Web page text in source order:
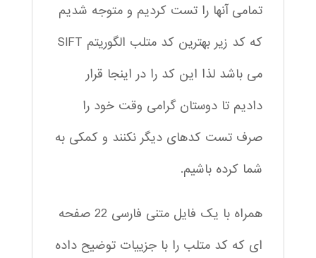
تمامی آنها را تست کردیم و متوجه شدیم
که کد زیر بهترین کد متلب الگوریتم SIFT
می باشد لذا این کد را در اینجا قرار
دادیم تا دوستان گرامی وقت خود را
صرف تست کدهای دیگر نکنند و کمکی به
شما کرده باشیم.
همراه با یک فایل متنی فارسی 22 صفحه
ای که کد متلب را با جزییات توضیح داده